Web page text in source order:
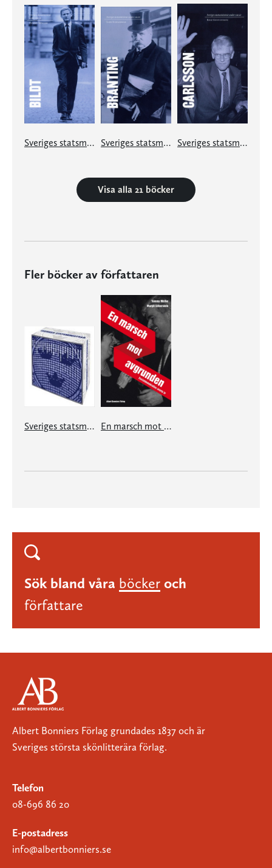
Sveriges statsministrar under 100 år. Carl Bildt Sveriges statsministrar under 100 år. Hjalmar Branting Sveriges statsministrar under 100 år. Ingvar Carlsson
Visa alla 21 böcker
Fler böcker av författaren
Sveriges statsministrar under 100 år. Samlingsutgåva En marsch mot avgrunden
Sök bland våra böcker och
författare
Albert Bonniers Förlag grundades 1837 och är
Sveriges största skönlitterära förlag.
Telefon
08-696 86 20
E-postadress
info@albertbonniers.se